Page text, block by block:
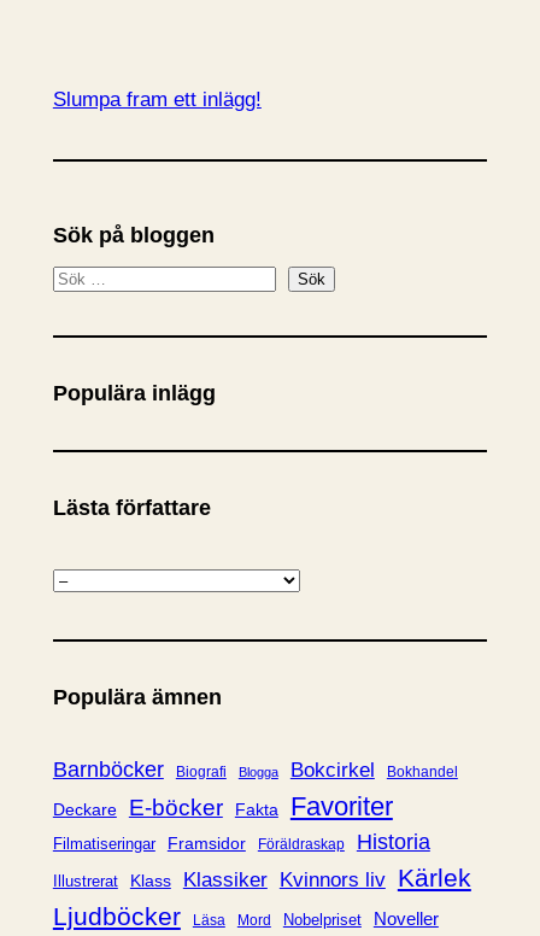
Slumpa fram ett inlägg!
Sök på bloggen
S
k
Sök
Populära inlägg
Lästa författare
K
t
g
r
i
Populära ämnen
Barnböcker Biografi Blogga Bokcirkel Bokhandel
Deckare E-böcker Fakta Favoriter
Filmatiseringar Framsidor Föräldraskap Historia
Illustrerat Klass Klassiker Kvinnors liv Kärlek
Ljudböcker
Läsa Mord Nobelpriset Noveller